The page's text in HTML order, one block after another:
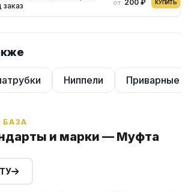
заказ
от 200 ₽ КУПИТЬ
Ниппели Приварные
и марки — Муфта